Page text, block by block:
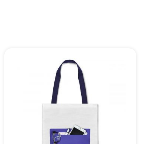
+55
Eu concordo em receber